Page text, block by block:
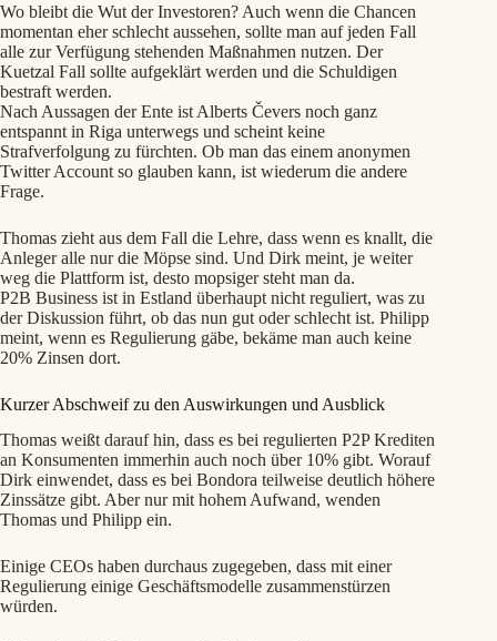
Wo bleibt die Wut der Investoren? Auch wenn die Chancen
momentan eher schlecht aussehen, sollte man auf jeden Fall
alle zur Verfügung stehenden Maßnahmen nutzen. Der
Kuetzal Fall sollte aufgeklärt werden und die Schuldigen
bestraft werden.
Nach Aussagen der Ente ist Alberts Čevers noch ganz
entspannt in Riga unterwegs und scheint keine
Strafverfolgung zu fürchten. Ob man das einem anonymen
Twitter Account so glauben kann, ist wiederum die andere
Frage.
Thomas zieht aus dem Fall die Lehre, dass wenn es knallt, die
Anleger alle nur die Möpse sind. Und Dirk meint, je weiter
weg die Plattform ist, desto mopsiger steht man da.
P2B Business ist in Estland überhaupt nicht reguliert, was zu
der Diskussion führt, ob das nun gut oder schlecht ist. Philipp
meint, wenn es Regulierung gäbe, bekäme man auch keine
20% Zinsen dort.
Kurzer Abschweif zu den Auswirkungen und Ausblick
Thomas weißt darauf hin, dass es bei regulierten P2P Krediten
an Konsumenten immerhin auch noch über 10% gibt. Worauf
Dirk einwendet, dass es bei Bondora teilweise deutlich höhere
Zinssätze gibt. Aber nur mit hohem Aufwand, wenden
Thomas und Philipp ein.
Einige CEOs haben durchaus zugegeben, dass mit einer
Regulierung einige Geschäftsmodelle zusammenstürzen
würden.